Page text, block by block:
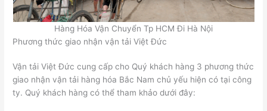
Hàng Hóa Vận Chuyển Tp HCM Đi Hà Nội
Phương thức giao nhận vận tải Việt Đức
Vận tải Việt Đức cung cấp cho Quý khách hàng 3 phương thức
giao nhận vận tải hàng hóa Bắc Nam chủ yếu hiện có tại công
ty. Quý khách hàng có thể tham khảo dưới đây: